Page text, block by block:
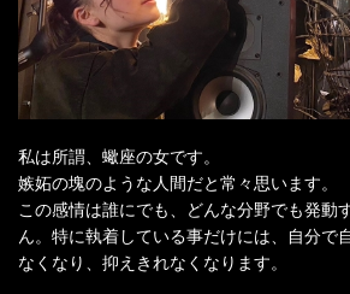
私は所謂、蠍座の女です。
嫉妬の塊のような人間だと常々思います。
この感情は誰にでも、どんな分野でも発動
ん。特に執着している事だけには、自分で
なくなり、抑えきれなくなります。